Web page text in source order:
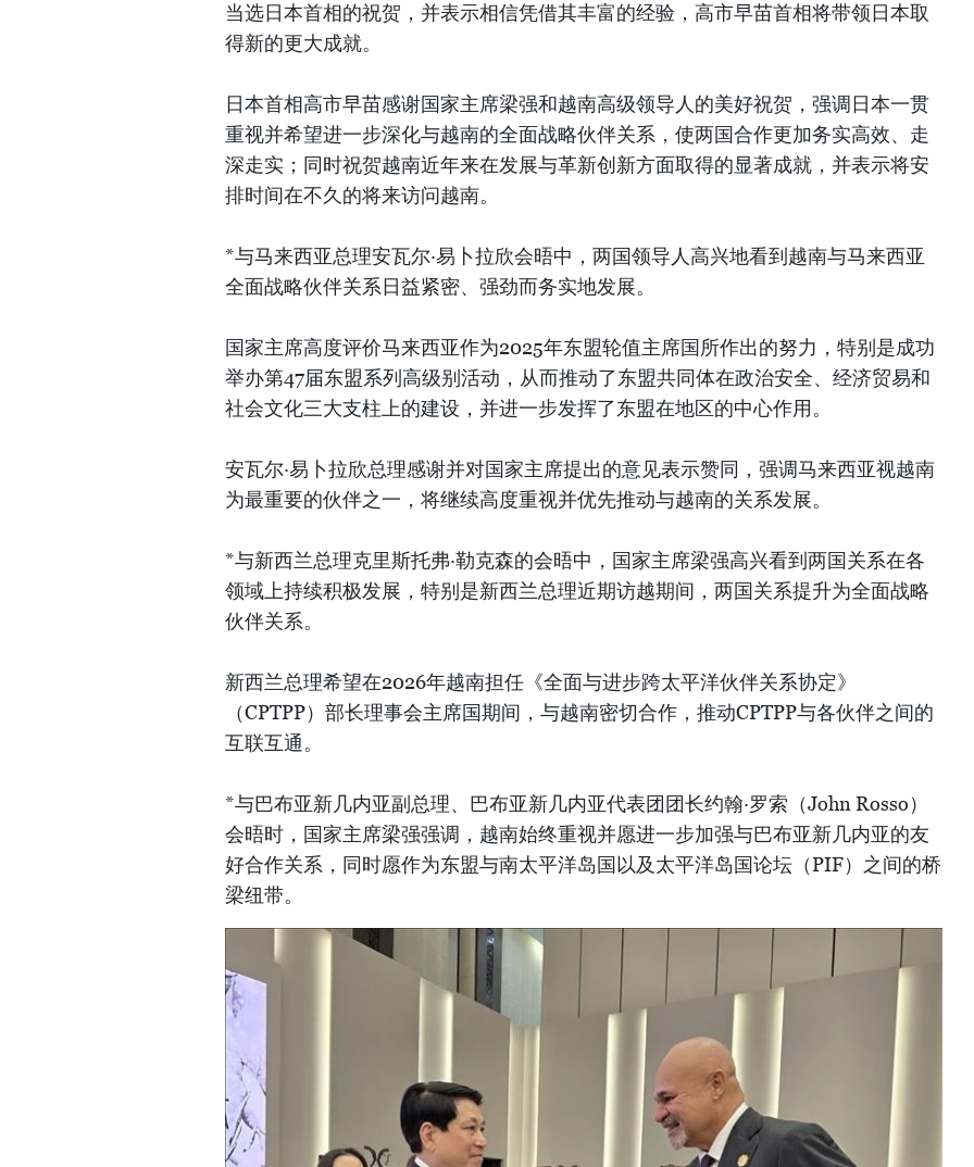
当选日本首相的祝贺，并表示相信凭借其丰富的经验，高市早苗首相将带领日本取
得新的更大成就。
日本首相高市早苗感谢国家主席梁强和越南高级领导人的美好祝贺，强调日本一贯
重视并希望进一步深化与越南的全面战略伙伴关系，使两国合作更加务实高效、走
深走实；同时祝贺越南近年来在发展与革新创新方面取得的显著成就，并表示将安
排时间在不久的将来访问越南。
*与马来西亚总理安瓦尔·易卜拉欣会晤中，两国领导人高兴地看到越南与马来西亚
全面战略伙伴关系日益紧密、强劲而务实地发展。
国家主席高度评价马来西亚作为2025年东盟轮值主席国所作出的努力，特别是成功
举办第47届东盟系列高级别活动，从而推动了东盟共同体在政治安全、经济贸易和
社会文化三大支柱上的建设，并进一步发挥了东盟在地区的中心作用。
安瓦尔·易卜拉欣总理感谢并对国家主席提出的意见表示赞同，强调马来西亚视越南
为最重要的伙伴之一，将继续高度重视并优先推动与越南的关系发展。
*与新西兰总理克里斯托弗·勒克森的会晤中，国家主席梁强高兴看到两国关系在各
领域上持续积极发展，特别是新西兰总理近期访越期间，两国关系提升为全面战略
伙伴关系。
新西兰总理希望在2026年越南担任《全面与进步跨太平洋伙伴关系协定》
（CPTPP）部长理事会主席国期间，与越南密切合作，推动CPTPP与各伙伴之间的
互联互通。
*与巴布亚新几内亚副总理、巴布亚新几内亚代表团团长约翰·罗索（John Rosso）
会晤时，国家主席梁强强调，越南始终重视并愿进一步加强与巴布亚新几内亚的友
好合作关系，同时愿作为东盟与南太平洋岛国以及太平洋岛国论坛（PIF）之间的桥
梁纽带。